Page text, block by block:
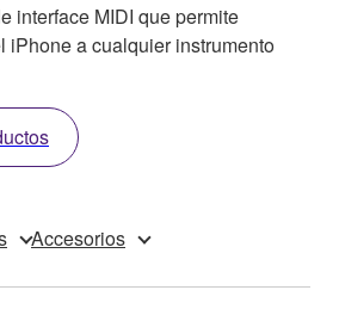
interface MIDI que permite
iPhone a cualquier instrumento
Accesorios